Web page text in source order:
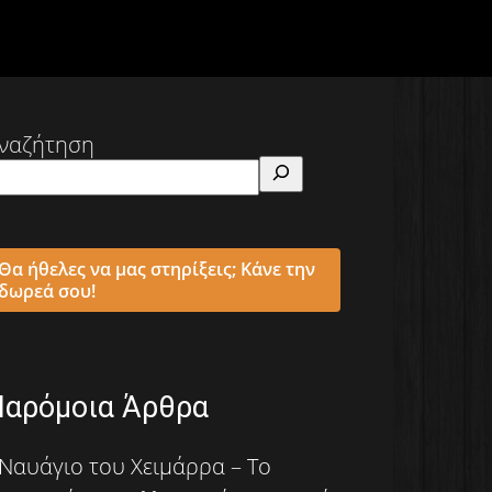
ήθελες να μας στηρίξεις; Κάνε την
σου!
Άρθρα
του Χειμάρρα – Tο